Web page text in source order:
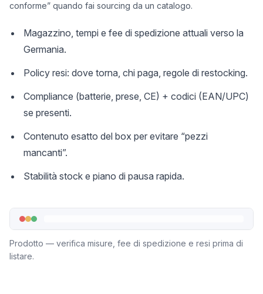
conforme” quando fai sourcing da un catalogo.
Magazzino, tempi e fee di spedizione attuali verso la
Germania.
Policy resi: dove torna, chi paga, regole di restocking.
Compliance (batterie, prese, CE) + codici (EAN/UPC)
se presenti.
Contenuto esatto del box per evitare “pezzi
mancanti”.
Stabilità stock e piano di pausa rapida.
Prodotto — verifica misure, fee di spedizione e resi prima di
listare.